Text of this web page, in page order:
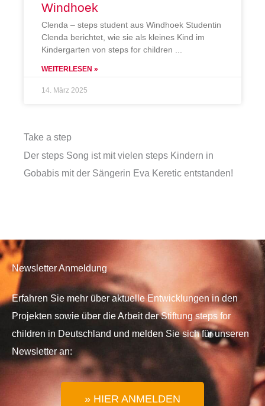
Windhoek
Clenda – steps student aus Windhoek Studentin
Clenda berichtet, wie sie als kleines Kind im
Kindergarten von steps for children
WEITERLESEN »
14. März 2025
Take a step
Der steps Song ist mit vielen steps Kindern in
Gobabis mit der Sängerin Eva Keretic entstanden!
Newsletter Anmeldung
Erfahren Sie mehr über aktuelle Entwicklungen in den
Projekten sowie über die Arbeit der Stiftung steps for
children in Deutschland und melden Sie sich für unseren
Newsletter an:
» HIER ANMELDEN